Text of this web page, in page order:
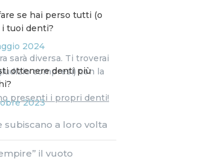
sarà diversa. Ti troverai
compresi) con la
presenti i propri denti!
subiscano a loro volta
il vuoto
se hai perso tutti (o
i tuoi denti?
2024
ottenere denti più
2023